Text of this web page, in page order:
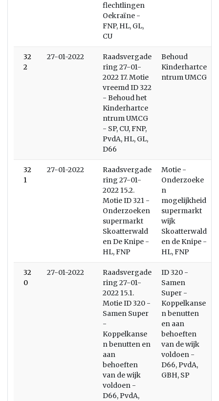
flechtlingen
Oekraïne -
FNP, HL, GL,
CU
32
2
27-01-2022
Raadsvergade
ring 27-01-
2022 17. Motie
vreemd ID 322
- Behoud het
Kinderhartce
ntrum UMCG
- SP, CU, FNP,
PvdA, HL, GL,
D66
Behoud
Kinderhartce
ntrum UMCG
32
1
27-01-2022
Raadsvergade
ring 27-01-
2022 15.2.
Motie ID 321 -
Onderzoeken
supermarkt
Skoatterwald
en De Knipe -
HL, FNP
Motie -
Onderzoeke
n
mogelijkheid
supermarkt
wijk
Skoatterwald
en de Knipe -
HL, FNP
32
0
27-01-2022
Raadsvergade
ring 27-01-
2022 15.1.
Motie ID 320 -
Samen Super
-
Koppelkanse
n benutten en
aan
behoeften
van de wijk
voldoen -
D66, PvdA,
ID 320 -
Samen
Super -
Koppelkanse
n benutten
en aan
behoeften
van de wijk
voldoen -
D66, PvdA,
GBH, SP